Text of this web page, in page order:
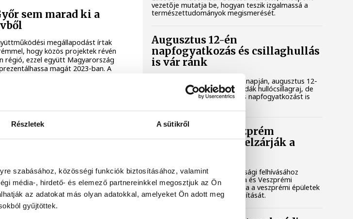
Részletek A sütikről
szabásához, közösségi funkciók biztosításához, valamint
média-, hirdető- és elemező partnereinkkel megosztjuk az Ön
az adatokat más olyan adatokkal, amelyeket Ön adott meg
gyűjtöttek.
sem marad ki a
megállapodást írtak
hogy közös projektek révén
régió, ezzel együtt Magyarország
magát 2023-ban. A
ben
az Európa Kulturális Fővárosa
ben - jelentette be az Európai
vezetője mutatja be, hogyan teszik izgalmassá a
természettudományok megismerését.
Augusztus 12-én
napfogyatkozás és csillaghullás
is vár ránk
Az év legsűrűbb csillagászati napján, augusztus 12-
én éjjel tetőzik majd a Perseidák hullócsillagraj, de
ugyanezen a napon részleges napfogyatkozást is
Lekapcsolják Veszprém
díszkivilágítását, elzárják a
A kormány energiatakarékossági felhívásához
csatlakozva Veszprém városa és Veszprémi
Főegyházmegye is lekapcsolta a veszprémi épületek
és nevezetességek díszkivilágítását.